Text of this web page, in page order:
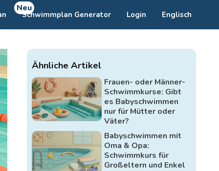
Neu
Schwimmplan Generator Login Englisch
Ähnliche Artikel
Frauen- oder Männer-
Schwimmkurse: Gibt
es Babyschwimmen
nur für Mütter oder
Väter?
Babyschwimmen mit
Oma & Opa:
Schwimmkurs für
Großeltern und Enkel